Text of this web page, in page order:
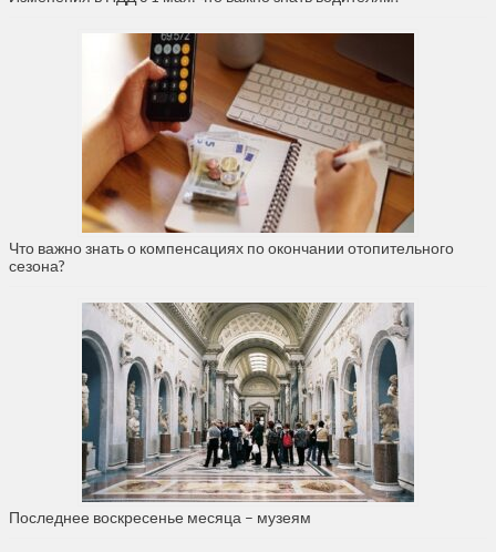
Что важно знать о компенсациях по окончании отопительного
сезона?
Последнее воскресенье месяца – музеям